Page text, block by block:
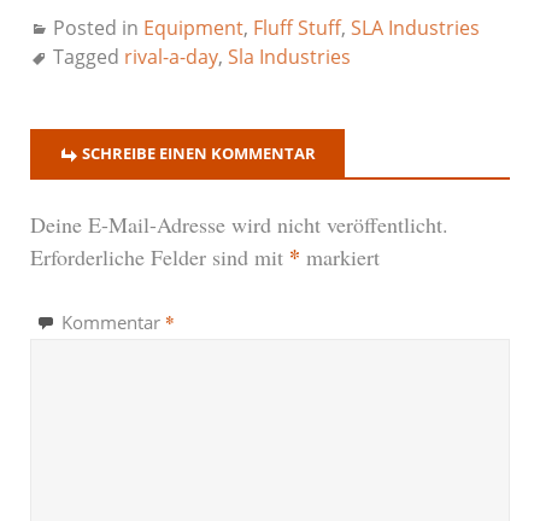
Posted in Equipment, Fluff Stuff, SLA Industries
Tagged rival-a-day, Sla Industries
SCHREIBE EINEN KOMMENTAR
Deine E-Mail-Adresse wird nicht veröffentlicht.
Erforderliche Felder sind mit * markiert
Kommentar *